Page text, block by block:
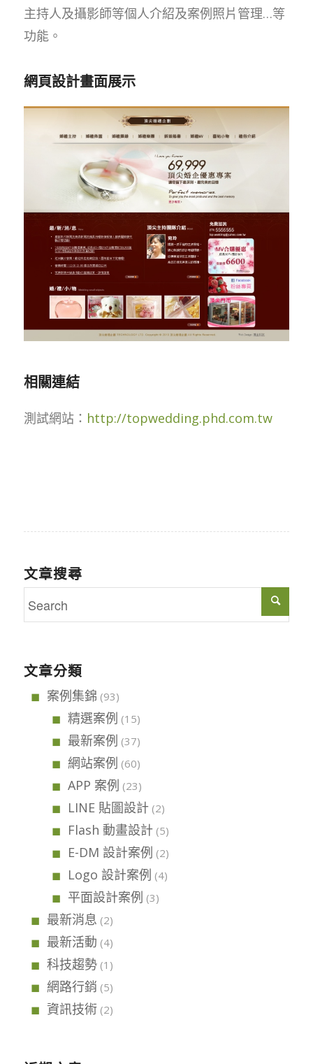
主持人及攝影師等個人介紹及案例照片管理…等
功能。
網頁設計畫面展示
相關連結
測試網站： http://topwedding.phd.com.tw
文章搜尋
文章分類
案例集錦 (93)
精選案例 (15)
最新案例 (37)
網站案例 (60)
APP 案例 (23)
LINE 貼圖設計(2)
Flash 動畫設計(5)
E-DM 設計案例 (2)
Logo 設計案例 (4)
平面設計案例 (3)
最新消息 (2)
最新活動 (4)
科技趨勢(1)
網路行銷 (5)
資訊技術(2)